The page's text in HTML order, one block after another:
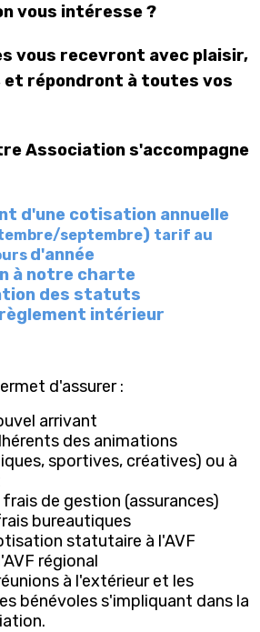
vous intéresse ?
vous recevront avec plaisir,
et répondront à toutes vos
Association s'accompagne
d'une cotisation annuelle
septembre) tarif au
d'année
à notre charte
des statuts
intérieur
d'assurer :
arrivant
des animations
sportives, créatives) ou à
de gestion (assurances)
bureautiques
statutaire à l'AVF
régional
à l'extérieur et les
bénévoles s'impliquant dans la